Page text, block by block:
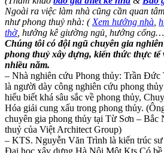
Ngoài ra việc làm nhà cũng cần quan
như phong thuỷ nhà: ( Xem hướng nhà
thờ, hướng kê giường ngủ, hướng
Chúng tôi có đội ngũ chuyên gia
phong thuỷ xây dựng, kiến thức thực
nhiều năm.
– Nhà nghiên cứu Phong thủy: Trần
là người dày công nghiên cứu phong
hiểu biết khá sâu sắc về phong thủy,
Hóa giải cung xấu trong phong thủy.
chuyên gia phong thủy tại Từ Sơn – Bắc
thuỷ của Việt Architect Group)
– KTS. Nguyễn Văn Trình là kiến trúc